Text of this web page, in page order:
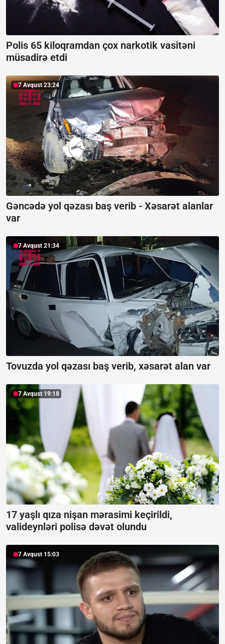
Polis 65 kiloqramdan çox narkotik vasitəni
müsadirə etdi
7 Avqust 23:24
Gəncədə yol qəzası baş verib - Xəsarət alanlar
var
7 Avqust 21:34
Tovuzda yol qəzası baş verib, xəsarət alan var
7 Avqust 19:18
17 yaşlı qıza nişan mərasimi keçirildi,
valideynləri polisə dəvət olundu
7 Avqust 15:03